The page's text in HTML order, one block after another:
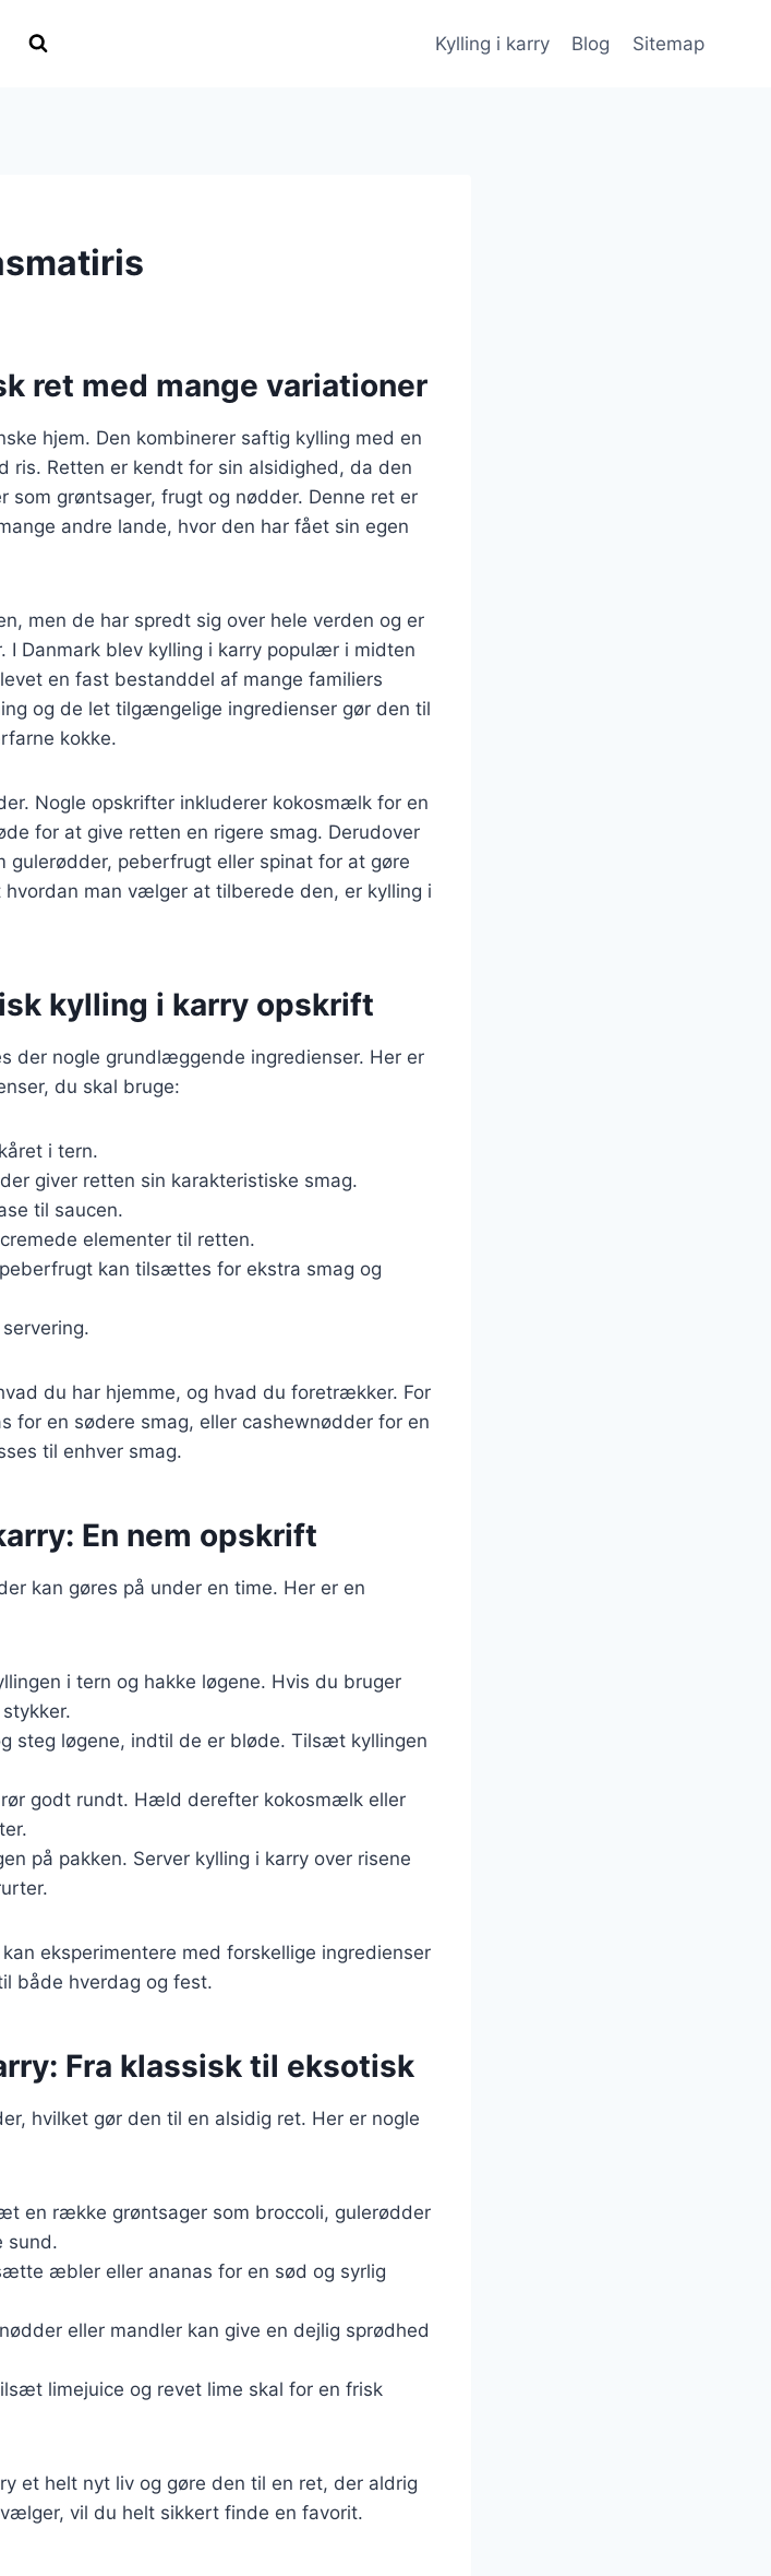
Kylling i karry Blog Sitemap
ret med mange variationer
hjem. Den kombinerer saftig kylling med en
ris. Retten er kendt for sin alsidighed, da den
som grøntsager, frugt og nødder. Denne ret er
andre lande, hvor den har fået sin egen
men de har spredt sig over hele verden og er
Danmark blev kylling i karry populær i midten
en fast bestanddel af mange familiers
og de let tilgængelige ingredienser gør den til
kokke.
Nogle opskrifter inkluderer kokosmælk for en
for at give retten en rigere smag. Derudover
gulerødder, peberfrugt eller spinat for at gøre
man vælger at tilberede den, er kylling i
kylling i karry opskrift
der nogle grundlæggende ingredienser. Her er
du skal bruge:
i tern.
giver retten sin karakteristiske smag.
til saucen.
elementer til retten.
kan tilsættes for ekstra smag og
du har hjemme, og hvad du foretrækker. For
for en sødere smag, eller cashewnødder for en
til enhver smag.
En nem opskrift
kan gøres på under en time. Her er en
i tern og hakke løgene. Hvis du bruger
steg løgene, indtil de er bløde. Tilsæt kyllingen
godt rundt. Hæld derefter kokosmælk eller
på pakken. Server kylling i karry over risene
eksperimentere med forskellige ingredienser
både hverdag og fest.
Fra klassisk til eksotisk
hvilket gør den til en alsidig ret. Her er nogle
en række grøntsager som broccoli, gulerødder
sund.
æbler eller ananas for en sød og syrlig
eller mandler kan give en dejlig sprødhed
limejuice og revet lime skal for en frisk
et helt nyt liv og gøre den til en ret, der aldrig
vil du helt sikkert finde en favorit.